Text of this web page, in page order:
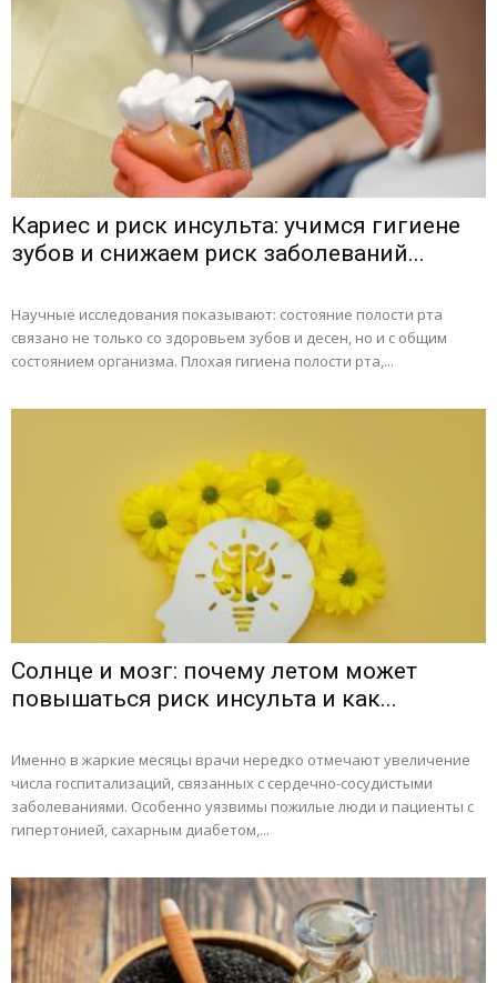
Кариес и риск инсульта: учимся гигиене
зубов и снижаем риск заболеваний...
Научные исследования показывают: состояние полости рта
связано не только со здоровьем зубов и десен, но и с общим
состоянием организма. Плохая гигиена полости рта,...
Солнце и мозг: почему летом может
повышаться риск инсульта и как...
Именно в жаркие месяцы врачи нередко отмечают увеличение
числа госпитализаций, связанных с сердечно-сосудистыми
заболеваниями. Особенно уязвимы пожилые люди и пациенты с
гипертонией, сахарным диабетом,...